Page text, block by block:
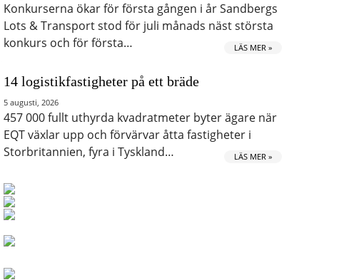
Konkurserna ökar för första gången i år Sandbergs
Lots & Transport stod för juli månads näst största
konkurs och för första…
LÄS MER »
14 logistikfastigheter på ett bräde
5 augusti, 2026
457 000 fullt uthyrda kvadratmeter byter ägare när
EQT växlar upp och förvärvar åtta fastigheter i
Storbritannien, fyra i Tyskland…
LÄS MER »